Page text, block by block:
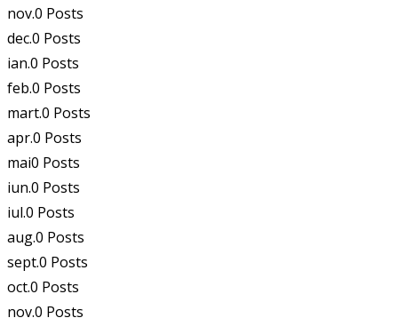
nov.0 Posts
dec.0 Posts
ian.0 Posts
feb.0 Posts
mart.0 Posts
apr.0 Posts
mai0 Posts
iun.0 Posts
iul.0 Posts
aug.0 Posts
sept.0 Posts
oct.0 Posts
nov.0 Posts